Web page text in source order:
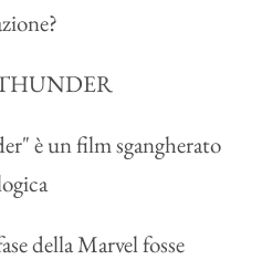
della Marvel fosse